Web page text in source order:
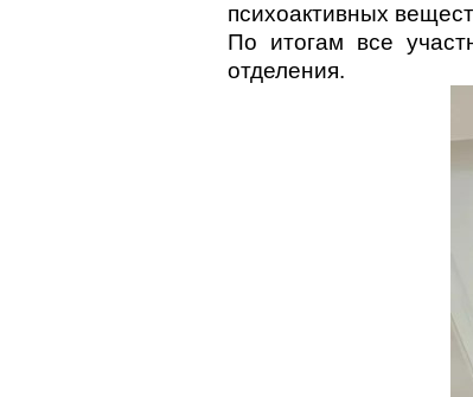
психоактивных
По итогам все
отделения.